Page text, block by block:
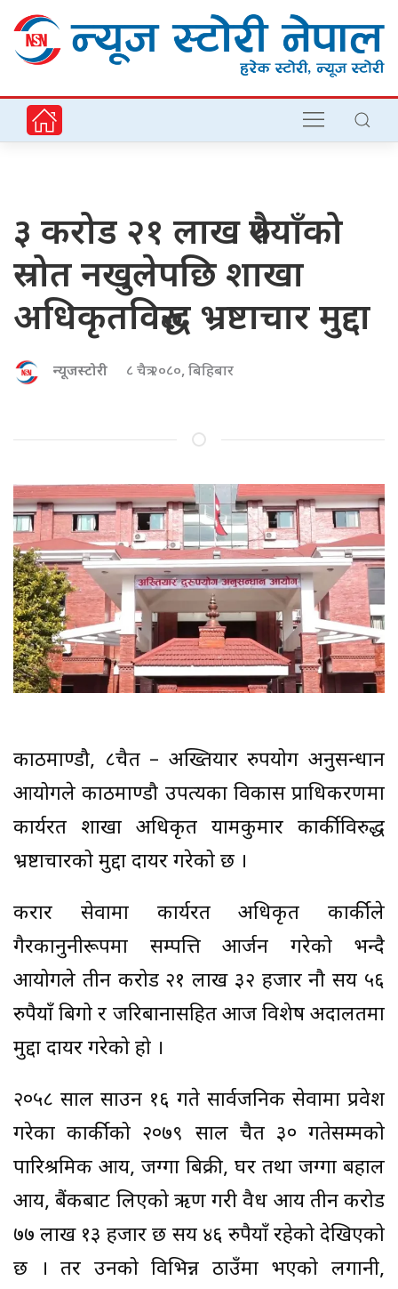
३ करोड २१ लाख रुपैयाँको
स्रोत नखुलेपछि शाखा
अधिकृतविरुद्ध भ्रष्टाचार मुद्दा
न्यूजस्टोरी ८ चैत्र २०८०, बिहिबार
काठमाण्डौ, ८चैत – अख्तियार दुरुपयोग अनुसन्धान
आयोगले काठमाण्डौ उपत्यका विकास प्राधिकरणमा
कार्यरत शाखा अधिकृत यामकुमार कार्कीविरुद्ध
भ्रष्टाचारको मुद्दा दायर गरेको छ ।
करार सेवामा कार्यरत अधिकृत कार्कीले
गैरकानुनीरूपमा सम्पत्ति आर्जन गरेको भन्दै
आयोगले तीन करोड २१ लाख ३२ हजार नौ सय ५६
रुपैयाँ बिगो र जरिबानासहित आज विशेष अदालतमा
मुद्दा दायर गरेको हो ।
२०५८ साल साउन १६ गते सार्वजनिक सेवामा प्रवेश
गरेका कार्कीको २०७९ साल चैत ३० गतेसम्मको
पारिश्रमिक आय, जग्गा बिक्री, घर तथा जग्गा बहाल
आय, बैंकबाट लिएको ऋण गरी वैध आय तीन करोड
७७ लाख १३ हजार छ सय ४६ रुपैयाँ रहेको देखिएको
छ । तर उनको विभिन्न ठाउँमा भएको लगानी,